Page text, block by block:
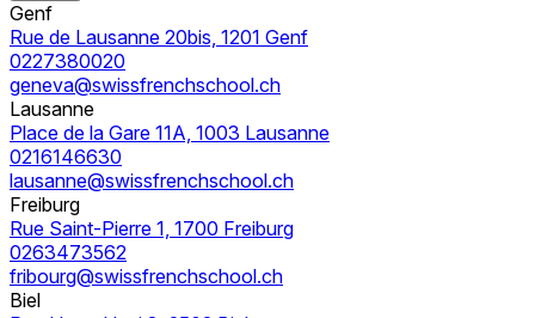
Genf
Rue de Lausanne 20bis, 1201 Genf
0227380020
geneva@swissfrenchschool.ch
Lausanne
Place de la Gare 11A, 1003 Lausanne
0216146630
lausanne@swissfrenchschool.ch
Freiburg
Rue Saint-Pierre 1, 1700 Freiburg
0263473562
fribourg@swissfrenchschool.ch
Biel